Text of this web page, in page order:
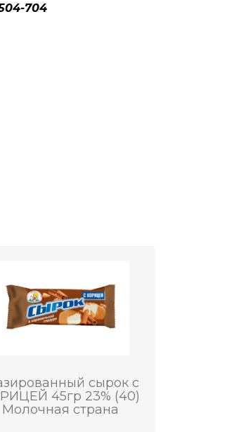
704
сырок с
45гр 23% (40)
Молочная страна